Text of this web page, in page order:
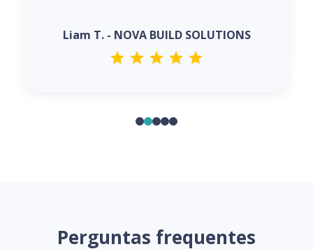
Liam T. - NOVA BUILD SOLUTIONS
Perguntas frequentes